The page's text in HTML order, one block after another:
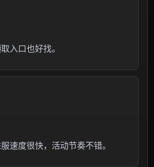
入口也好找。
速度很快，活动节奏不错。